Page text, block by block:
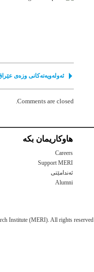
ئەولەویەتەكانی وزەی
Comments are closed.
هاوكاریمان بكه‌
Careers
Support MERI
ئەندامێتی
Alumni
Institute (MERI). All rights reserved